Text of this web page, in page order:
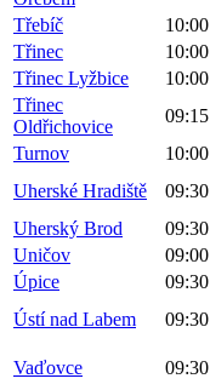
Třebíč
10:00
Třinec
10:00
Třinec Lyžbice
10:00
Třinec
Oldřichovice
09:15
Turnov
10:00
Uherské Hradiště
09:30
Uherský Brod
09:30
Uničov
09:00
Úpice
09:30
Ústí nad Labem
09:30
Vaďovce
09:30